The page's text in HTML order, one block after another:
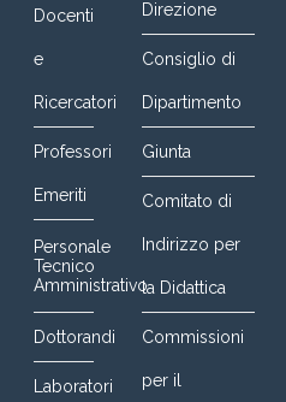
Docenti
e
Ricercatori
Professori
Emeriti
Personale
Tecnico
Amministrativo
Dottorandi
Laboratori
Direzione
Consiglio di
Dipartimento
Giunta
Comitato di
Indirizzo per
la Didattica
Commissioni
per il